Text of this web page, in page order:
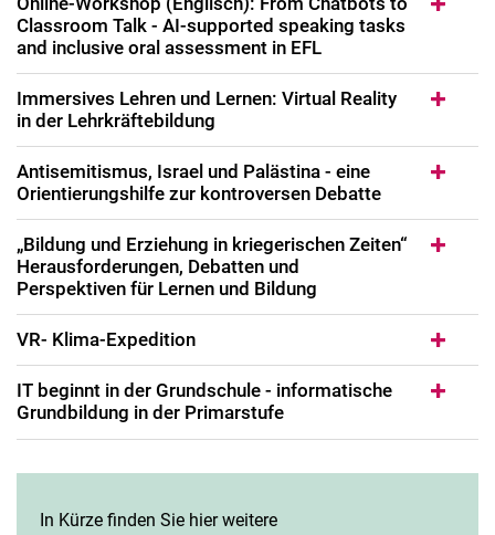
Classroom Talk - AI-supported speaking tasks
and inclusive oral assessment in EFL
Immersives Lehren und Lernen: Virtual Reality
in der Lehrkräftebildung
Antisemitismus, Israel und Palästina - eine
Orientierungshilfe zur kontroversen Debatte
„Bildung und Erziehung in kriegerischen Zeiten“
Herausforderungen, Debatten und
Perspektiven für Lernen und Bildung
VR- Klima-Expedition
IT beginnt in der Grundschule - informatische
Grundbildung in der Primarstufe
In Kürze finden Sie hier weitere